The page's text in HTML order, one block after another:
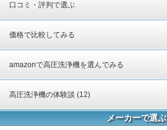
口コミ・評判で選ぶ
価格で比較してみる
amazonで高圧洗浄機を選んでみる
高圧洗浄機の体験談 (12)
メーカーで選ぶ